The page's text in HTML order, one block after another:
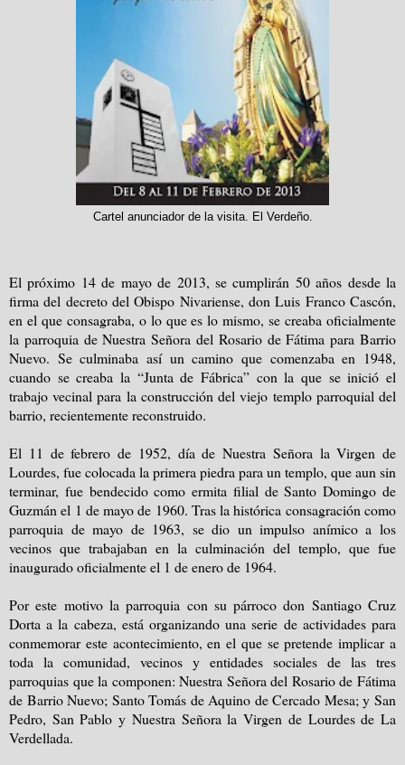
Cartel anunciador de la visita. El Verdeño.
El próximo 14 de mayo de 2013, se cumplirán 50 años desde la
firma del decreto del Obispo Nivariense, don Luis Franco Cascón,
en el que consagraba, o lo que es lo mismo, se creaba oficialmente
la parroquia de Nuestra Señora del Rosario de Fátima para Barrio
Nuevo. Se culminaba así un camino que comenzaba en 1948,
cuando se creaba la “Junta de Fábrica” con la que se inició el
trabajo vecinal para la construcción del viejo templo parroquial del
barrio, recientemente reconstruido.
El 11 de febrero de 1952, día de Nuestra Señora la Virgen de
Lourdes, fue colocada la primera piedra para un templo, que aun sin
terminar, fue bendecido como ermita filial de Santo Domingo de
Guzmán el 1 de mayo de 1960. Tras la histórica consagración como
parroquia de mayo de 1963, se dio un impulso anímico a los
vecinos que trabajaban en la culminación del templo, que fue
inaugurado oficialmente el 1 de enero de 1964.
Por este motivo la parroquia con su párroco don Santiago Cruz
Dorta a la cabeza, está organizando una serie de actividades para
conmemorar este acontecimiento, en el que se pretende implicar a
toda la comunidad, vecinos y entidades sociales de las tres
parroquias que la componen: Nuestra Señora del Rosario de Fátima
de Barrio Nuevo; Santo Tomás de Aquino de Cercado Mesa; y San
Pedro, San Pablo y Nuestra Señora la Virgen de Lourdes de La
Verdellada.